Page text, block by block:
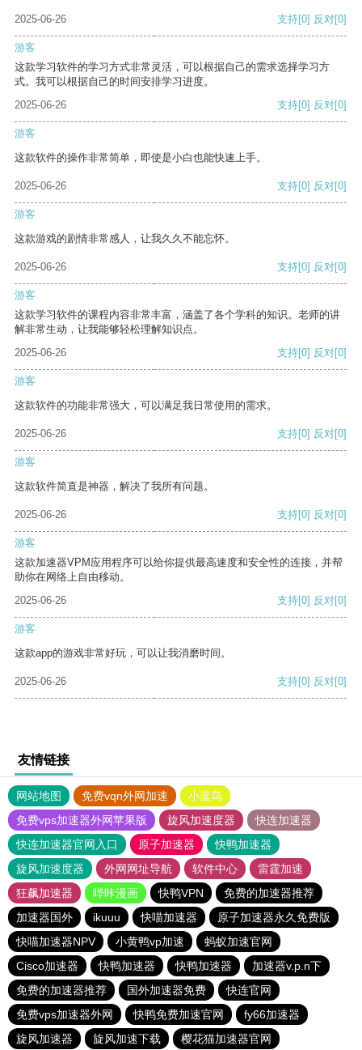
2025-06-26 支持[0] 反对[0]
游客
这款学习软件的学习方式非常灵活，可以根据自己的需求选择学习方
式。我可以根据自己的时间安排学习进度。
2025-06-26
支持[0] 反对[0]
游客
这款软件的操作非常简单，即使是小白也能快速上手。
2025-06-26 支持[0] 反对[0]
游客
这款游戏的剧情非常感人，让我久久不能忘怀。
2025-06-26 支持[0] 反对[0]
游客
这款学习软件的课程内容非常丰富，涵盖了各个学科的知识。老师的讲
解非常生动，让我能够轻松理解知识点。
2025-06-26
支持[0] 反对[0]
游客
这款软件的功能非常强大，可以满足我日常使用的需求。
2025-06-26 支持[0] 反对[0]
游客
这款软件简直是神器，解决了我所有问题。
2025-06-26 支持[0] 反对[0]
游客
这款加速器VPM应用程序可以给你提供最高速度和安全性的连接，并帮
助你在网络上自由移动。
2025-06-26
支持[0] 反对[0]
游客
这款app的游戏非常好玩，可以让我消磨时间。
2025-06-26 支持[0] 反对[0]
友情链接
网站地图 免费vqn外网加速
小蓝鸟
免费vps加速器外网苹果版
旋风加速度器
快连加速器
快连加速器官网入口
原子加速器
快鸭加速器
旋风加速度器
外网网址导航 软件中心
雷霆加速
狂飙加速器
哔咔漫画 快鸭VPN
免费的加速器推荐
加速器国外
ikuuu 快喵加速器
原子加速器永久免费版
快喵加速器NPV
小黄鸭vp加速
蚂蚁加速官网
Cisco加速器
快鸭加速器 快鸭加速器
加速器v.p.n下
免费的加速器推荐
国外加速器免费
快连官网
免费vps加速器外网
快鸭免费加速官网
fy66加速器
旋风加速器
旋风加速下载 樱花猫加速器官网